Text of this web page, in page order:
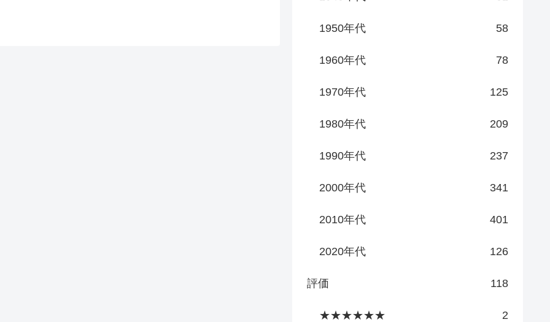
1950年代 58
1960年代 78
1970年代 125
1980年代 209
1990年代 237
2000年代 341
2010年代 401
2020年代 126
評価 118
★★★★★★ 2